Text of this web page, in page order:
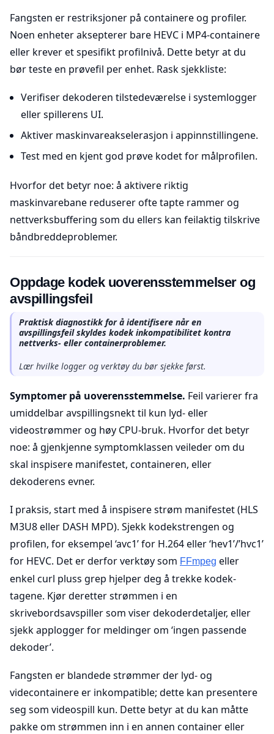
Fangsten er restriksjoner på containere og profiler.
Noen enheter aksepterer bare HEVC i MP4-containere
eller krever et spesifikt profilnivå. Dette betyr at du
bør teste en prøvefil per enhet. Rask sjekkliste:
Verifiser dekoderen tilstedeværelse i systemlogger
eller spillerens UI.
Aktiver maskinvareakselerasjon i appinnstillingene.
Test med en kjent god prøve kodet for målprofilen.
Hvorfor det betyr noe: å aktivere riktig
maskinvarebane reduserer ofte tapte rammer og
nettverksbuffering som du ellers kan feilaktig tilskrive
båndbreddeproblemer.
Oppdage kodek uoverensstemmelser og
avspillingsfeil
Praktisk diagnostikk for å identifisere når en
avspillingsfeil skyldes kodek inkompatibilitet kontra
nettverks- eller containerproblemer.
Lær hvilke logger og verktøy du bør sjekke først.
Symptomer på uoverensstemmelse. Feil varierer fra
umiddelbar avspillingsnekt til kun lyd- eller
videostrømmer og høy CPU-bruk. Hvorfor det betyr
noe: å gjenkjenne symptomklassen veileder om du
skal inspisere manifestet, containeren, eller
dekoderens evner.
I praksis, start med å inspisere strøm manifestet (HLS
M3U8 eller DASH MPD). Sjekk kodekstrengen og
profilen, for eksempel ‘avc1’ for H.264 eller ‘hev1’/’hvc1’
for HEVC. Det er derfor verktøy som FFmpeg eller
enkel curl pluss grep hjelper deg å trekke kodek-
tagene. Kjør deretter strømmen i en
skrivebordsavspiller som viser dekoderdetaljer, eller
sjekk applogger for meldinger om ‘ingen passende
dekoder’.
Fangsten er blandede strømmer der lyd- og
videcontainere er inkompatible; dette kan presentere
seg som videospill kun. Dette betyr at du kan måtte
pakke om strømmen inn i en annen container eller